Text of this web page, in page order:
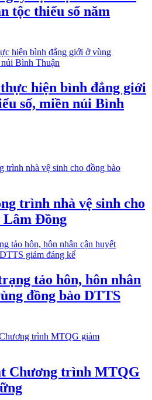
tộc thiểu số năm
hiện bình đẳng giới
số, miền núi Bình
trình nhà vệ sinh cho
Lâm Đồng
tảo hôn, hôn nhân
đồng bào DTTS
Chương trình MTQG